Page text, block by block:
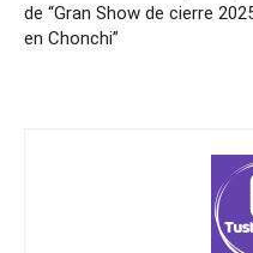
de “Gran Show de cierre
en Chonchi”